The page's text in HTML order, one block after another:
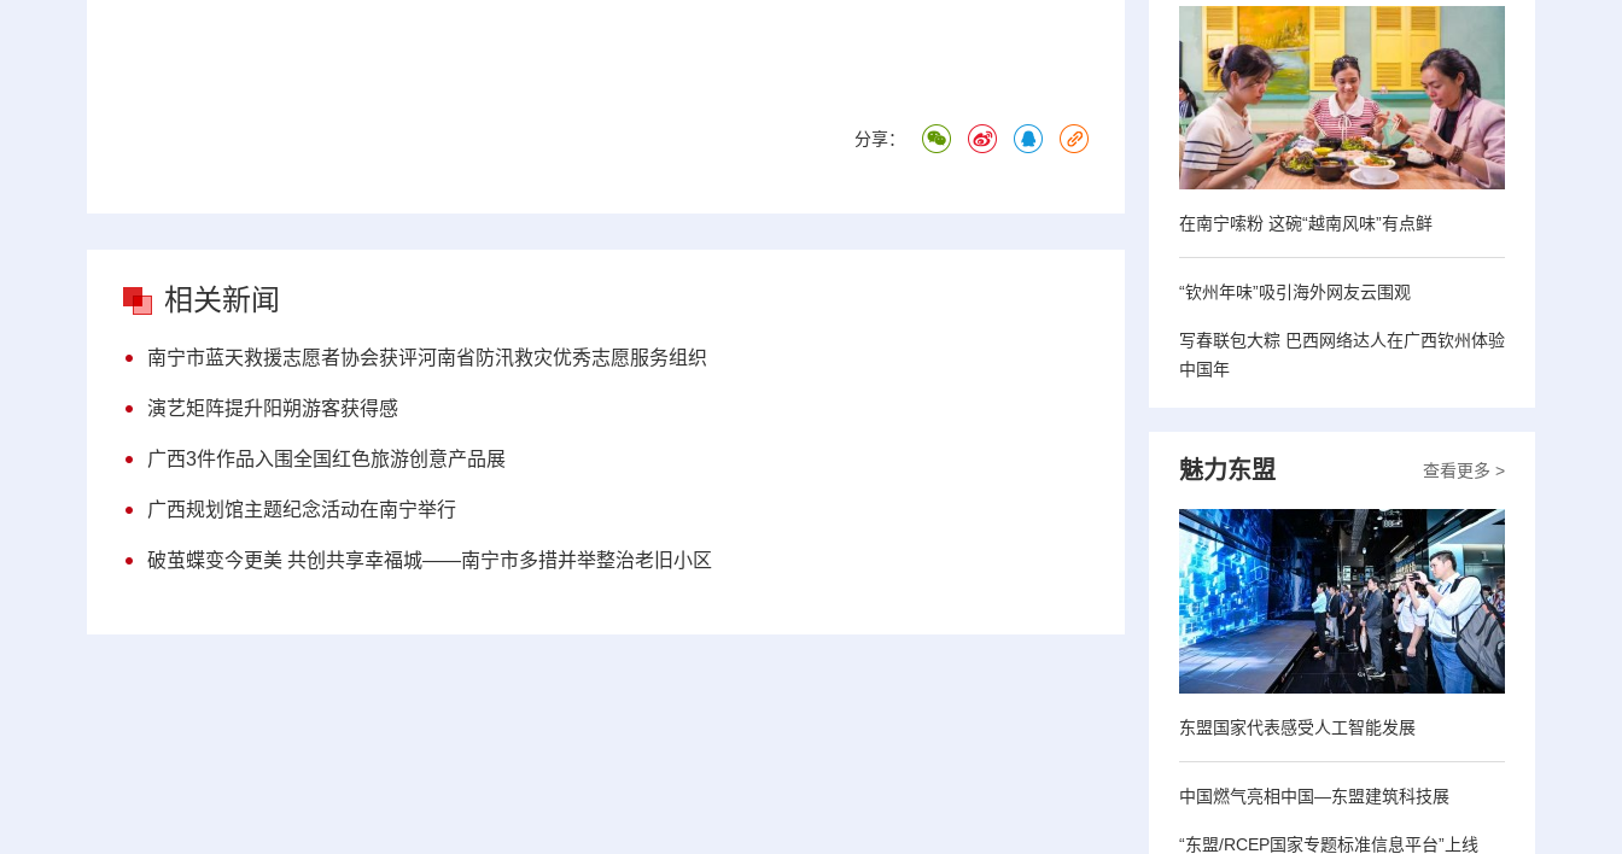
分享：
相关新闻
南宁市蓝天救援志愿者协会获评河南省防汛救灾优秀志愿服务组织
演艺矩阵提升阳朔游客获得感
广西3件作品入围全国红色旅游创意产品展
广西规划馆主题纪念活动在南宁举行
破茧蝶变今更美 共创共享幸福城——南宁市多措并举整治老旧小区
在南宁嗦粉 这碗“越南风味”有点鲜
“钦州年味”吸引海外网友云围观
写春联包大粽 巴西网络达人在广西钦州体验
中国年
查看更多 >
魅力东盟
东盟国家代表感受人工智能发展
中国燃气亮相中国—东盟建筑科技展
“东盟/RCEP国家专题标准信息平台”上线